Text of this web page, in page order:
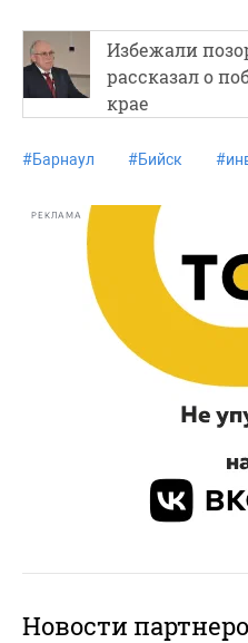
Избежали
рассказал о
крае
#Барнаул #Бийск #
РЕКЛАМА
Новости